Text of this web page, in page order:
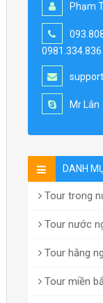
Phạm
0981.334.836
Mr Lân
DANH
Tour trong
Tour nước
Tour hằng
Tour miền